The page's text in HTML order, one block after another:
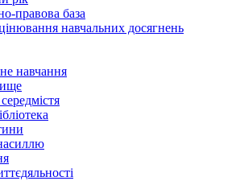
правова база
навчальних досягнень
навчання